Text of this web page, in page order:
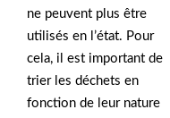
ne peuvent plus être
utilisés en l’état. Pour
cela, il est important de
trier les déchets en
fonction de leur nature